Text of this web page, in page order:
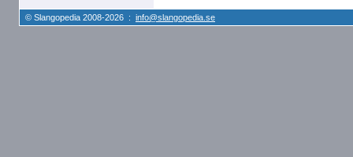
© Slangopedia 2008-2026 : info@slangopedia.se